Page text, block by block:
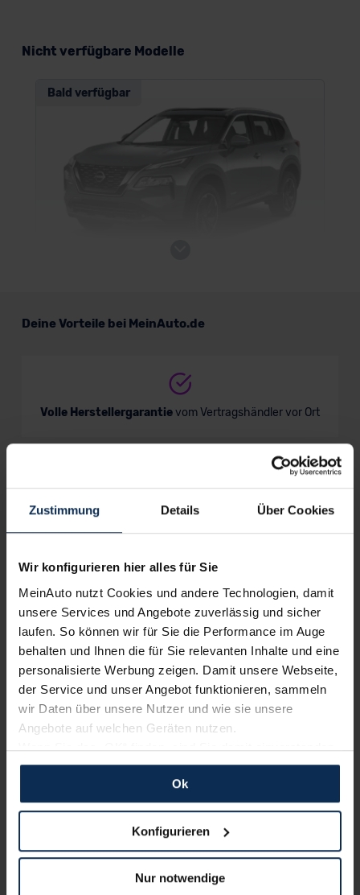
Zustimmung Details Über Cookies
Wir konfigurieren hier alles für Sie
MeinAuto nutzt Cookies und andere Technologien, damit
unsere Services und Angebote zuverlässig und sicher
laufen. So können wir für Sie die Performance im Auge
behalten und Ihnen die für Sie relevanten Inhalte und eine
personalisierte Werbung zeigen. Damit unsere Webseite,
der Service und unser Angebot funktionieren, sammeln
wir Daten über unsere Nutzer und wie sie unsere
Angebote auf welchen Geräten nutzen.
Wenn Sie das „OK“ finden, sind Sie damit einverstanden
und erlauben uns Cookies für unseren Service zu
verwenden und diese Daten an Dritte weiterzugeben,
etwa an unsere Marketingpartner. Falls Sie dem nicht
zustimmen möchten, beschränken wir uns auf die
dann nicht auf Sie zuschneiden und Sie somit nicht
perfekt auf dem Weg zu Ihrem Neuwagen unterstützen.
Ok
Konfigurieren
Nur notwendige
Nicht verfügbare Modelle
Bald verfügbar
Deine Vorteile bei MeinAuto.de
Volle Herstellergarantievom Vertragshändler vor Ort
keine EU-Reimporte
Alle Zahlungsarten: Barkauf, Finanzierung, Leasing
Unser Service ist für dich 100%
kostenfrei
Wir sind stolz auf eine hohe
MeinAuto.de hat langjährige Erfahrungen auf dem
Neuwagenmarkt in Deutschland. Unsere Kunden haben
bewerten unsere Arbeit positiv.